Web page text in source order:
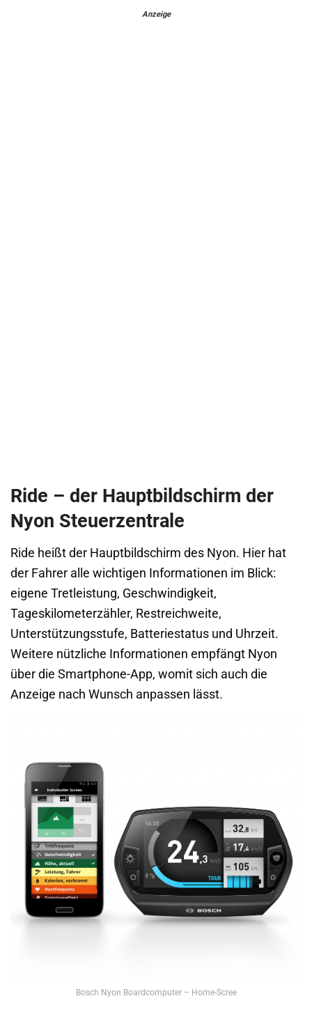
Anzeige
Ride – der Hauptbildschirm der
Nyon Steuerzentrale
Ride heißt der Hauptbildschirm des Nyon. Hier hat
der Fahrer alle wichtigen Informationen im Blick:
eigene Tretleistung, Geschwindigkeit,
Tageskilometerzähler, Restreichweite,
Unterstützungsstufe, Batteriestatus und Uhrzeit.
Weitere nützliche Informationen empfängt Nyon
über die Smartphone-App, womit sich auch die
Anzeige nach Wunsch anpassen lässt.
Bosch Nyon Boardcomputer – Home-Scree